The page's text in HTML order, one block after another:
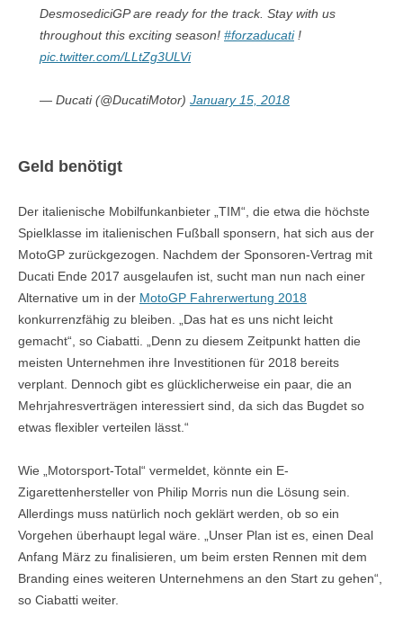
DesmosediciGP are ready for the track. Stay with us
throughout this exciting season! #forzaducati!
pic.twitter.com/LLtZg3ULVi
— Ducati (@DucatiMotor) January 15, 2018
Geld benötigt
Der italienische Mobilfunkanbieter „TIM“, die etwa die höchste
Spielklasse im italienischen Fußball sponsern, hat sich aus der
MotoGP zurückgezogen. Nachdem der Sponsoren-Vertrag mit
Ducati Ende 2017 ausgelaufen ist, sucht man nun nach einer
Alternative um in der MotoGP Fahrerwertung 2018
konkurrenzfähig zu bleiben. „Das hat es uns nicht leicht
gemacht“, so Ciabatti. „Denn zu diesem Zeitpunkt hatten die
meisten Unternehmen ihre Investitionen für 2018 bereits
verplant. Dennoch gibt es glücklicherweise ein paar, die an
Mehrjahresverträgen interessiert sind, da sich das Bugdet so
etwas flexibler verteilen lässt.“
Wie „Motorsport-Total“ vermeldet, könnte ein E-
Zigarettenhersteller von Philip Morris nun die Lösung sein.
Allerdings muss natürlich noch geklärt werden, ob so ein
Vorgehen überhaupt legal wäre. „Unser Plan ist es, einen Deal
Anfang März zu finalisieren, um beim ersten Rennen mit dem
Branding eines weiteren Unternehmens an den Start zu gehen“,
so Ciabatti weiter.